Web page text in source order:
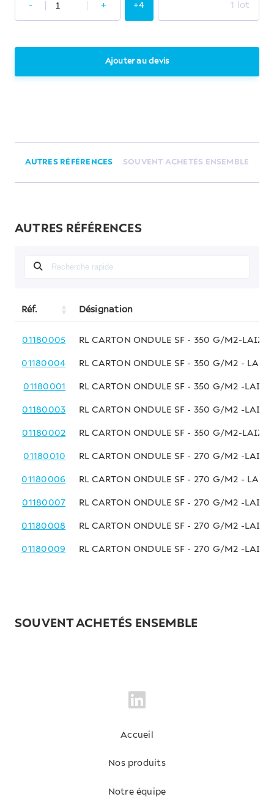
- + +4 1 lot
Ajouter au devis
AUTRES RÉFÉRENCES SOUVENT ACHETÉS ENSEMBLE
AUTRES RÉFÉRENCES
Réf. Désignation
01180005 RL CARTON ONDULE SF - 350 G/M2-LAIZE
01180004 RL CARTON ONDULE SF - 350 G/M2 -
01180001 RL CARTON ONDULE SF - 350 G/M2 -LAIZE
01180003 RL CARTON ONDULE SF - 350 G/M2 -LAIZE
01180002 RL CARTON ONDULE SF - 350 G/M2-LAIZE
01180010 RL CARTON ONDULE SF - 270 G/M2 -
01180006 RL CARTON ONDULE SF - 270 G/M2 -
01180007 RL CARTON ONDULE SF - 270 G/M2 -
01180008 RL CARTON ONDULE SF - 270 G/M2 -
01180009 RL CARTON ONDULE SF - 270 G/M2 -
SOUVENT ACHETÉS ENSEMBLE
Accueil
Nos produits
Notre équipe